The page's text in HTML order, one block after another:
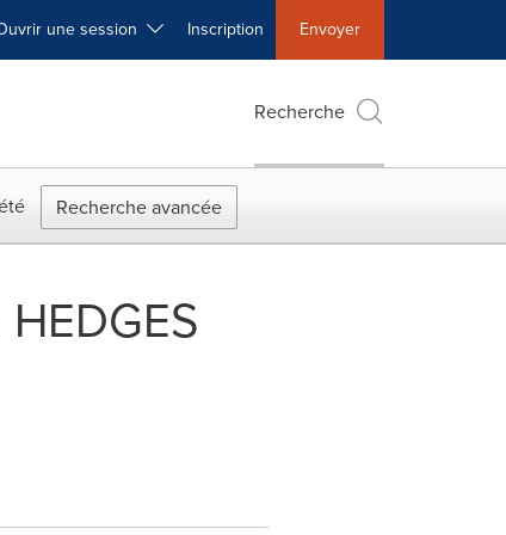
une session Inscription Envoyer
Recherche
Recherche avancée